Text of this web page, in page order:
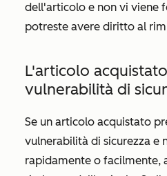
dell'articolo e non vi viene
potreste avere diritto al
L'articolo
vulnerabilità di
Se un articolo acquistato
vulnerabilità di sicurezza e
rapidamente o facilmente,